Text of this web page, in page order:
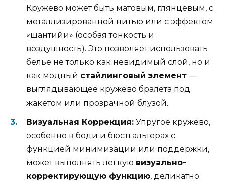
Кружево может быть матовым, глянцевым, с
металлизированной нитью или с эффектом
«шантийи» (особая тонкость и
воздушность). Это позволяет использовать
белье не только как невидимый слой, но и
как модный стайлинговый элемент —
выглядывающее кружево бралета под
жакетом или прозрачной блузой.
Визуальная Коррекция: Упругое кружево,
особенно в боди и бюстгальтерах с
функцией минимизации или поддержки,
может выполнять легкую визуально-
корректирующую функцию, деликатно